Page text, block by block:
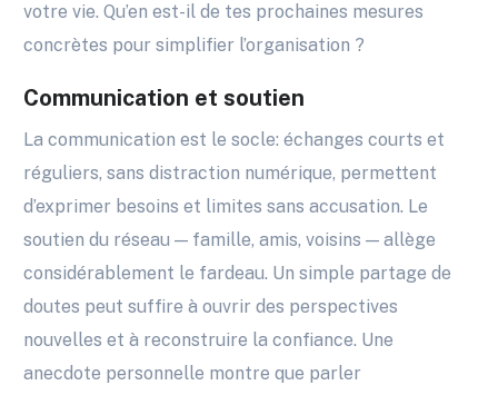
votre vie. Qu’en est-il de tes prochaines mesures
concrètes pour simplifier l’organisation ?
Communication et soutien
La communication est le socle: échanges courts et
réguliers, sans distraction numérique, permettent
d’exprimer besoins et limites sans accusation. Le
soutien du réseau — famille, amis, voisins — allège
considérablement le fardeau. Un simple partage de
doutes peut suffire à ouvrir des perspectives
nouvelles et à reconstruire la confiance. Une
anecdote personnelle montre que parler